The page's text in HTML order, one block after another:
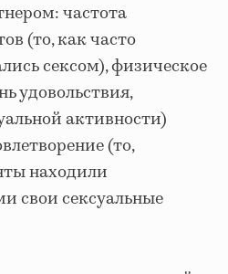
частота
(то, как часто
сексом), физическое
удовольствия,
активности)
(то,
находили
свои сексуальные